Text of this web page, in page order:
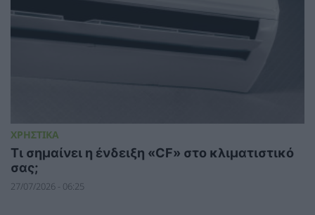
ΧΡΗΣΤΙΚΑ
Τι σημαίνει η ένδειξη «CF» στο κλιματιστικό
σας;
27/07/2026 - 06:25